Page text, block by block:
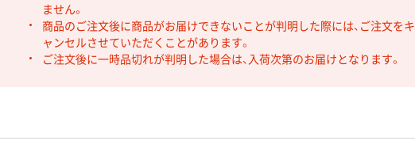
ません。
商品のご注文後に商品がお届けできないことが判明した際には、ご注文をキ
ャンセルさせていただくことがあります。
ご注文後に一時品切れが判明した場合は、入荷次第のお届けとなります。